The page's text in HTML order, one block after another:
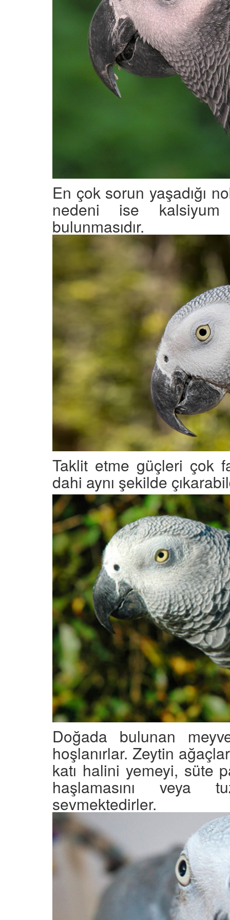
En çok sorun yaşadığı
nedeni ise
bulunmasıdır.
Taklit etme güçleri çok
dahi aynı şekilde
Doğada bulunan
hoşlanırlar. Zeytin
katı halini yemeyi, süte
haşlamasını veya
sevmektedirler.